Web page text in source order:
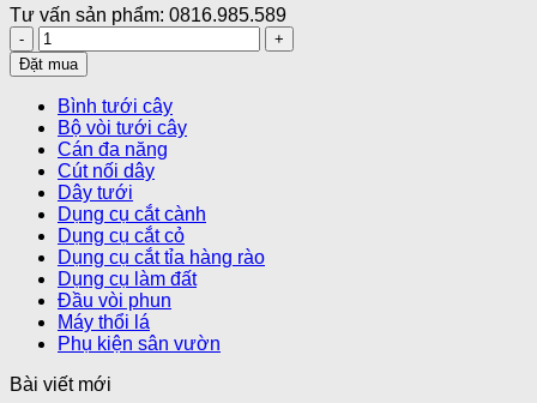
Tư vấn sản phẩm: 0816.985.589
Máy
cắt
cỏ
chạy
điện
Gardena
14633-
20
số
lượng
Đặt mua
Bình tưới cây
Bộ vòi tưới cây
Cán đa năng
Cút nối dây
Dây tưới
Dụng cụ cắt cành
Dụng cụ cắt cỏ
Dụng cụ cắt tỉa hàng rào
Dụng cụ làm đất
Đầu vòi phun
Máy thổi lá
Phụ kiện sân vườn
Bài viết mới